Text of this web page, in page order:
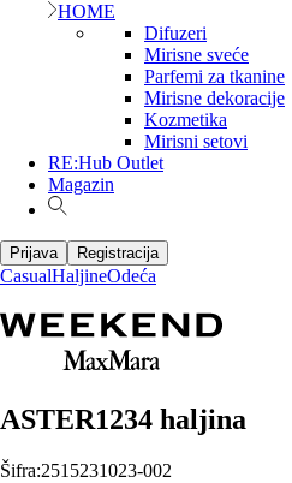
HOME
Difuzeri
Mirisne sveće
Parfemi za tkanine
Mirisne dekoracije
Kozmetika
Mirisni setovi
RE:Hub Outlet
Magazin
Prijava Registracija
CasualHaljineOdeća
ASTER1234 haljina
Šifra:2515231023-002